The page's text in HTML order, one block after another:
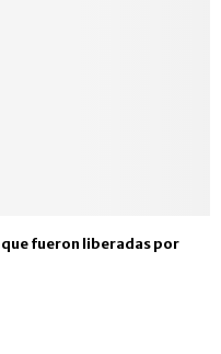
que fueron liberadas por